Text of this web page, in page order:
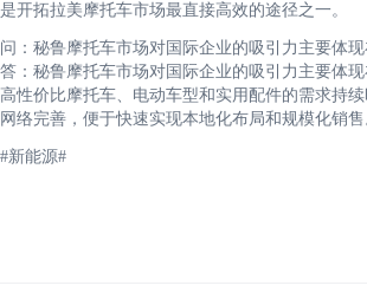
是开拓拉美摩托车市场最直接高效的途径之一。
问：秘鲁摩托车市场对国际企业的吸引力主要体现
答：秘鲁摩托车市场对国际企业的吸引力主要体
高性价比摩托车、电动车型和实用配件的需求持
网络完善，便于快速实现本地化布局和规模化销
#新能源#